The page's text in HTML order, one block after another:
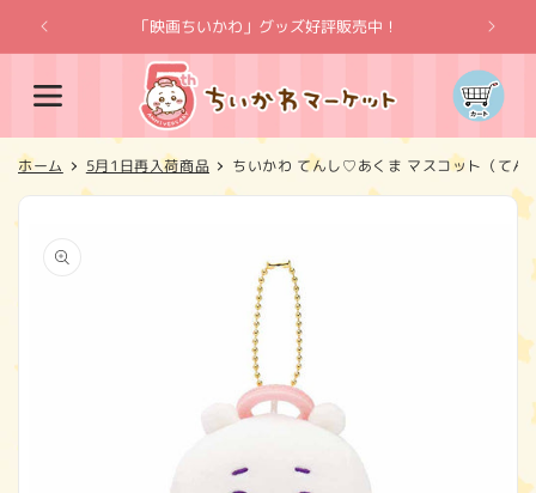
ンツに
進む
「映画ちいかわ」グッズ好評販売中！
カ
ー
ト
ホーム 5月1日再入荷商品 ちいかわ てんし♡あくま マスコット（てん
報にス
キップ